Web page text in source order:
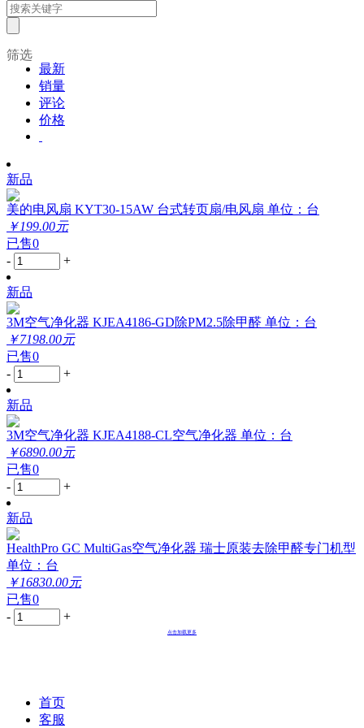
筛选
最新
销量
评论
价格
新品
美的电风扇 KYT30-15AW 台式转页扇/电风扇 单位：台
￥199.00元
已售0
-
+
新品
3M空气净化器 KJEA4186-GD除PM2.5除甲醛 单位：台
￥7198.00元
已售0
-
+
新品
3M空气净化器 KJEA4188-CL空气净化器 单位：台
￥6890.00元
已售0
-
+
新品
HealthPro GC MultiGas空气净化器 瑞士原装去除甲醛专门机型
单位：台
￥16830.00元
已售0
-
+
点击加载更多
首页
客服